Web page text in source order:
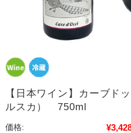
【日本ワイン】カーブ
ルスカ） 750ml
価格: